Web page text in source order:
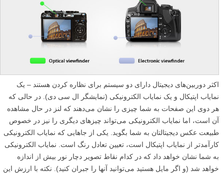
اکثر دوربین‌های دیجیتال دارای دو سیستم برای نظاره کردن هستند – یک
نمایاب اپتیکال و یک نمایاب الکترونیکی (نمایشگر ال سی دی). در حالی که
هر دوی این صفحات به شما چیزی را نشان ‌می‌دهند که لنز در حال مشاهده
آن است، اما نمایاب الکترونیکی می‌تواند چیزهای دیگری را نیز در خصوص
طبیعت عکس دیجیتالتان به شما بگوید. یکی از جاهایی که نمایاب الکترونیکی
کارآمدتر از نمایاب اپتیکال است، تعیین تعادل رنگ است. نمایاب الکترونیکی
به شما نشان خواهد داد که در کدام نقاط تصویر دچار نور بیش از اندازه
خواهد شد (و اگر مایل هستید می‌توانید آنها را جبران کنید). نکته با ارزش این